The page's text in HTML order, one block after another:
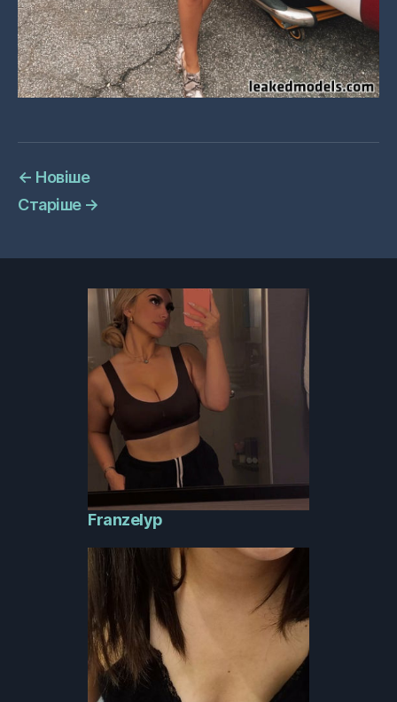
← Новіше
Старіше →
Franzelyp